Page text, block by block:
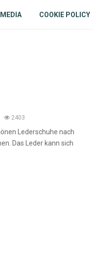
COOKIE POLICY
2403
Lederschuhe nach
Das Leder kann sich